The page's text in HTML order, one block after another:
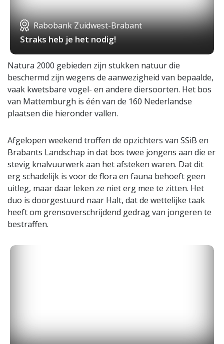
Rabobank Zuidwest-Brabant
Straks heb je het nodig!
Natura 2000 gebieden zijn stukken natuur die
beschermd zijn wegens de aanwezigheid van bepaalde,
vaak kwetsbare vogel- en andere diersoorten. Het bos
van Mattemburgh is één van de 160 Nederlandse
plaatsen die hieronder vallen.
Afgelopen weekend troffen de opzichters van SSiB en
Brabants Landschap in dat bos twee jongens aan die er
stevig knalvuurwerk aan het afsteken waren. Dat dit
erg schadelijk is voor de flora en fauna behoeft geen
uitleg, maar daar leken ze niet erg mee te zitten. Het
duo is doorgestuurd naar Halt, dat de wettelijke taak
heeft om grensoverschrijdend gedrag van jongeren te
bestraffen.